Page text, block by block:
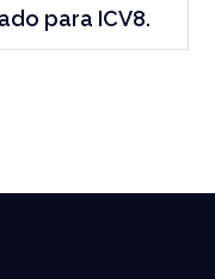
para ICV8.